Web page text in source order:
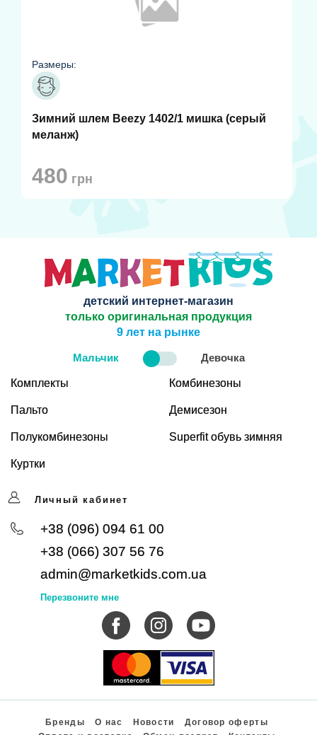
Размеры:
Зимний шлем Beezy 1402/1 мишка (серый
меланж)
480 грн
детский интернет-магазин
только оригинальная продукция
9 лет на рынке
Мальчик Девочка
Комплекты
Пальто
Полукомбинезоны
Куртки
Комбинезоны
Демисезон
Superfit обувь зимняя
Личный кабинет
+38 (096) 094 61 00
+38 (066) 307 56 76
admin@marketkids.com.ua
Перезвоните мне
Бренды О нас Новости
Договор оферты